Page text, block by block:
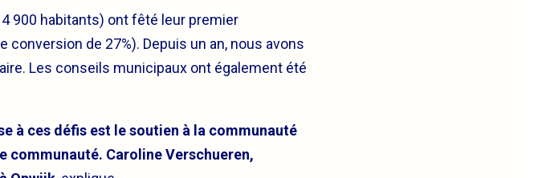
900 habitants) ont fêté leur premier
de 27%). Depuis un an, nous avons
Les conseils municipaux ont également été
à ces défis est le soutien à la communauté
communauté. Caroline Verschueren,